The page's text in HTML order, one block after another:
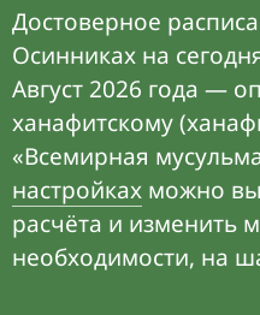
Достоверное
Осинниках на
Август 2026 года —
ханафитскому
«Всемирная
настройках можно
расчёта и изменить
необходимости, на